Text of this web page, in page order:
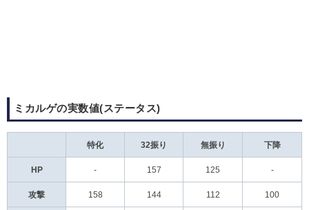
ミカルゲの実数値(ステータス)
特化 32振り 無振り 下降
HP - 157 125 -
攻撃 158 144 112 100